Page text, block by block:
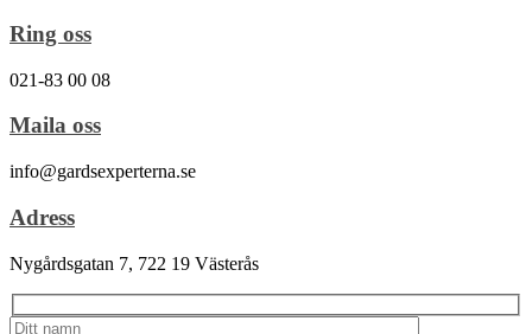
Ring oss
021-83 00 08
Maila oss
info@gardsexperterna.se
Adress
Nygårdsgatan 7, 722 19 Västerås